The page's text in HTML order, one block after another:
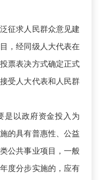
求人民群众意见建
，经同级人大代表在
票表决方式确定正式
受人大代表和人民群
以政府资金投入为
的具有普惠性、公益
公共事业项目，一般
度分步实施的，应有